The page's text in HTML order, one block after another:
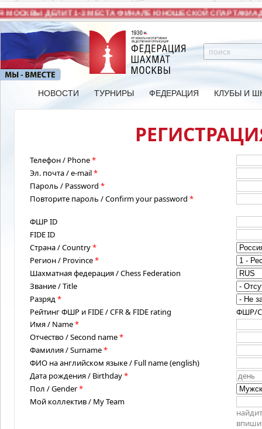
ДЕЛИТ 1-3 МЕСТА ФИНАЛЕ ЮНОШЕСКОЙ
НОВОСТИ ТУРНИРЫ ФЕДЕРАЦИЯ КЛУБЫ И
Телефон / Phone*
Эл. почта / e-mail*
Пароль / Password *
Повторите пароль / Confirm your password *
ФШР ID
FIDE ID
Страна / Country*
Регион / Province*
Шахматная федерация / Chess Federation
Звание / Title
Разряд*
Рейтинг ФШР и FIDE / CFR & FIDE rating
ФШР/
Имя / Name*
Отчество / Second name*
Фамилия / Surname*
ФИО на английском языке / Full name (english)
Дата рождения / Birthday*
Пол / Gender*
Мой коллектив / My Team